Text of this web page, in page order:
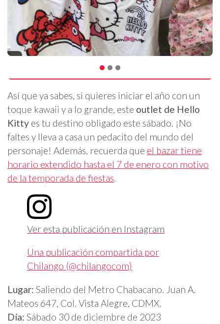
Así que ya sabes, si quieres iniciar el año con un
toque kawaii y a lo grande, este outlet de Hello
Kitty es tu destino obligado este sábado. ¡No
faltes y lleva a casa un pedacito del mundo del
personaje! Además, recuerda que el bazar tiene
horario extendido hasta el 7 de enero con motivo
de la temporada de fiestas.
Ver esta publicación en Instagram
Una publicación compartida por
Chilango (@chilangocom)
Lugar: Saliendo del Metro Chabacano. Juan A.
Mateos 647, Col. Vista Alegre, CDMX.
Día: Sábado 30 de diciembre de 2023